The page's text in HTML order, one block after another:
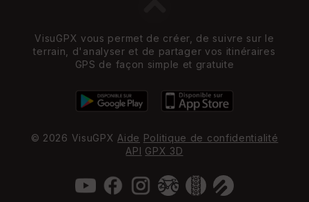
VisuGPX vous permet de créer, de suivre sur le
terrain, d'analyser et de partager vos itinéraires
GPS de façon simple et gratuite
© 2026 VisuGPX Aide Politique de confidentialité
API GPX 3D